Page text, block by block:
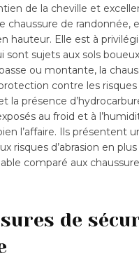
de la cheville et
chaussure de randonnée,
hauteur. Elle est à
sont sujets aux sols
ou montante, la
contre les risques
la présence
au froid et à
l’affaire. Ils présentent
risques d’abrasion en
comparé aux
de